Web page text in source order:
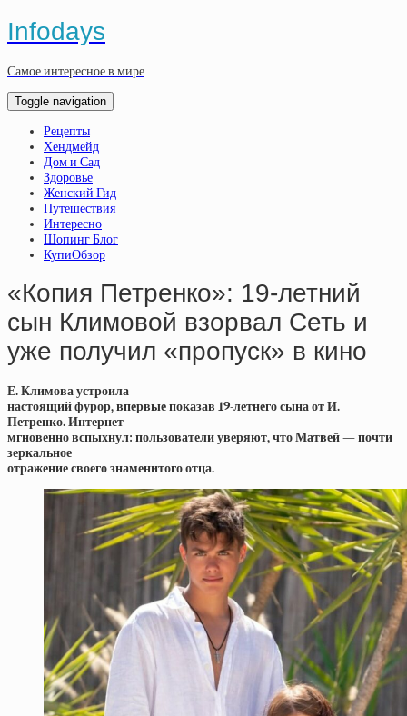
Infodays
Самое интересное в мире
Toggle navigation
Рецепты
Хендмейд
Дом и Сад
Здоровье
Женский Гид
Путешествия
Интересно
Шопинг Блог
КупиОбзор
«Копия Петренко»: 19-летний
сын Климовой взорвал Сеть и
уже получил «пропуск» в кино
Е. Климова устроила
настоящий фурор, впервые показав 19-летнего сына от И.
Петренко. Интернет
мгновенно вспыхнул: пользователи уверяют, что Матвей — почти
зеркальное
отражение своего знаменитого отца.